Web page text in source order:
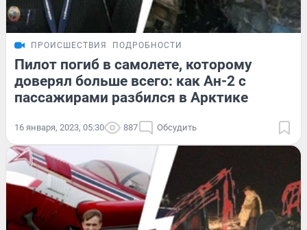
ПРОИСШЕСТВИЯ ПОДРОБНОСТИ
Пилот погиб в самолете, которому
доверял больше всего: как Ан-2 с
пассажирами разбился в Арктике
16 января, 2023, 05:30 887 Обсудить